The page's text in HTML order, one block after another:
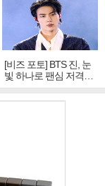
[비즈 포토] BTS 진, 눈
빛 하나로 팬심 저격…
독보적 카리스마